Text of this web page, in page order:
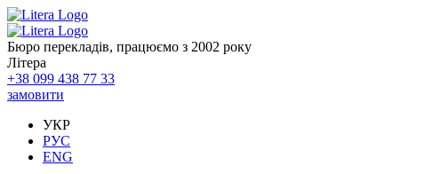
Бюро перекладів, працюємо з 2002 року
Літера
+38 099 438 77 33
замовити
УКР
РУС
ENG